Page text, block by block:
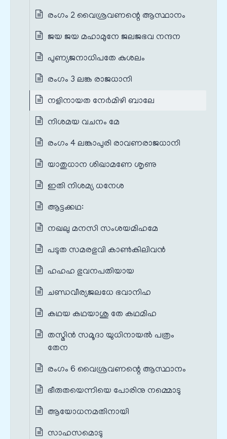
രംഗം 2 വൈശ്രവണന്റെ ആസ്ഥാനം
ജയ ജയ മഹാമുനേ ജലജഭവ നന്ദന
പുണ്യജനാധിപതേ കുശലം
രംഗം 3 ലങ്ക രാജധാനി
നളിനായത നേർമിഴി ബാലേ
നിശമയ വചനം മേ
രംഗം 4 ലങ്കാപുരി രാവണരാജധാനി
യാതുധാന ശിഖാമണേ ശൃണു
ഇതി നിശമ്യ ധനേശ
ആട്ടക്കഥ:
നഖലു മനസി സംശയമിഹമേ
പടുത സമരഭുവി കാൺകിലിവൻ
ഹഹഹ ഭുവനപതിയായ
ചണ്ഡവീര്യജലധേ ഭവാനിഹ
കഥയ കഥയാശു തേ കഥമിഹ
തസ്മിൻ സമൂദാ യുധിനായൽ പത്രം
തേന
രംഗം 6 വൈശ്രവണന്റെ ആസ്ഥാനം
ഭീരുതയെന്നിയെ പോരിനു നമ്മൊടു
ആയോധനമതിനായി
സാഹസമൊടു